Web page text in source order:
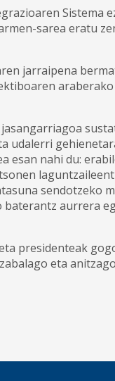
Sistema
sarea eratu
jarraipena
esan nahi du:
sendotzeko
aurrera
presidenteak
eta